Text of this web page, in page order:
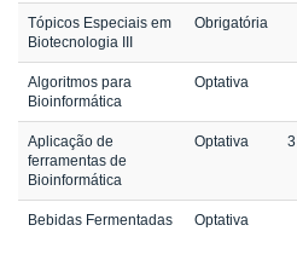
Tópicos Especiais em
Biotecnologia III
Obrigatória
Algoritmos para
Bioinformática
Optativa
Aplicação de
ferramentas de
Bioinformática
Optativa 3
Bebidas Fermentadas Optativa